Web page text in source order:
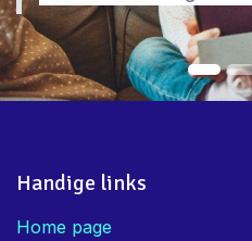
Handige links
Home page